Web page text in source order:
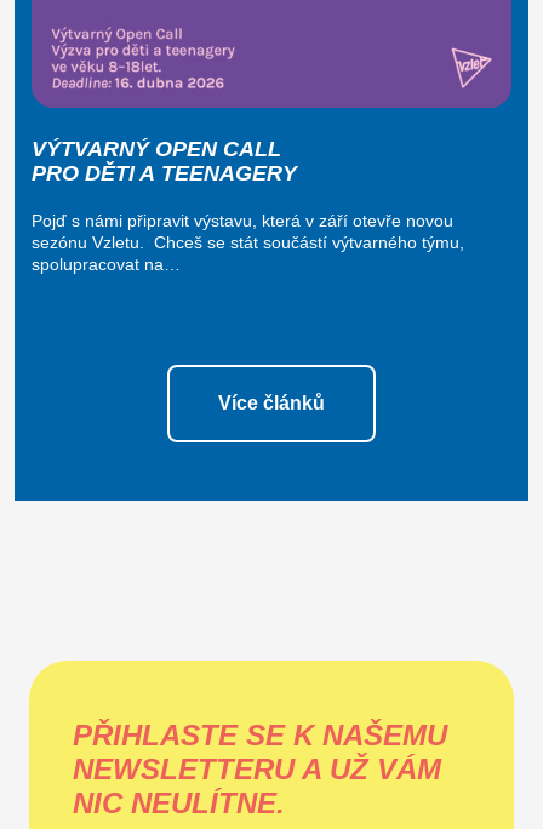
VÝTVARNÝ OPEN CALL
PRO DĚTI A TEENAGERY
Pojď s námi připravit výstavu, která v září otevře novou
sezónu Vzletu. Chceš se stát součástí výtvarného týmu,
spolupracovat na…
Více článků
PŘIHLASTE SE K NAŠEMU
NEWSLETTERU A UŽ VÁM
NIC NEULÍTNE.